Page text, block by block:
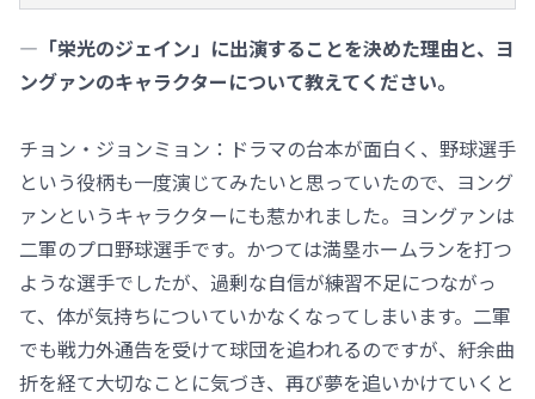
―「栄光のジェイン」に出演することを決めた理由と、ヨ
ングァンのキャラクターについて教えてください。
チョン・ジョンミョン：ドラマの台本が面白く、野球選手
という役柄も一度演じてみたいと思っていたので、ヨング
ァンというキャラクターにも惹かれました。ヨングァンは
二軍のプロ野球選手です。かつては満塁ホームランを打つ
ような選手でしたが、過剰な自信が練習不足につながっ
て、体が気持ちについていかなくなってしまいます。二軍
でも戦力外通告を受けて球団を追われるのですが、紆余曲
折を経て大切なことに気づき、再び夢を追いかけていくと